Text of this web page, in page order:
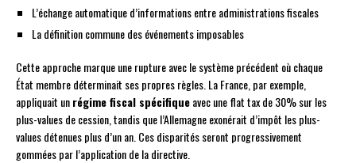
L’échange automatique d’informations entre administrations fiscales
La définition commune des événements imposables
Cette approche marque une rupture avec le système précédent où chaque
État membre déterminait ses propres règles. La France, par exemple,
appliquait unrégime fiscal spécifiqueavec une flat tax de 30% sur les
plus-values de cession, tandis que l’Allemagne exonérait d’impôt les plus-
values détenues plus d’un an. Ces disparités seront progressivement
gommées par l’application de la directive.